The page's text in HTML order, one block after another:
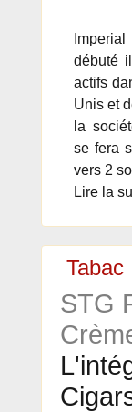
débuté
actifs
Unis et
la
se fera
vers 2
Lire la
Tabac
STG